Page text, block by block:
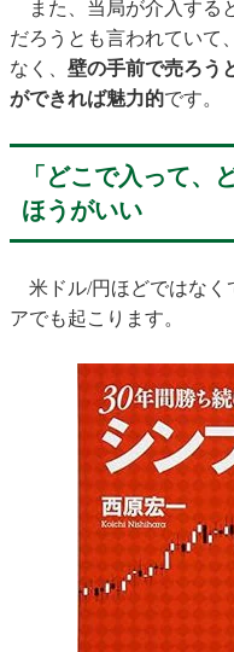
また、当局が介入する
だろうとも言われていて
なく、 壁の手前で売ろう
ができれば魅力的です。
「どこで入って、
ほうがいい
米ドル/円ほどではなく
アでも起こります。